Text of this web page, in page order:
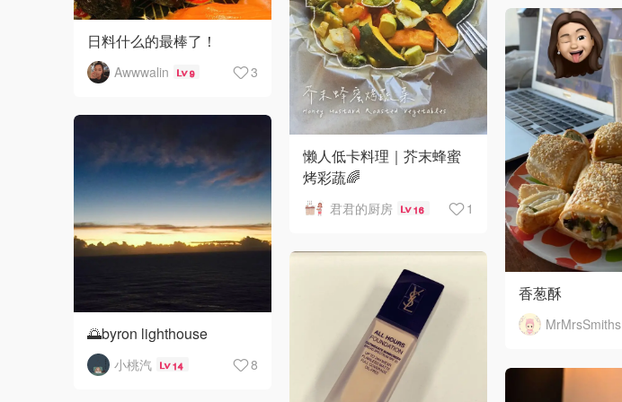
日料什么的最棒了！
Awwwalin 9 3
懒人低卡料理｜芥末蜂蜜
烤彩蔬🌈
君君的厨房 16 1
香葱酥
MrMrsSmiths
🌅byron lighthouse
小桃汽 14 8